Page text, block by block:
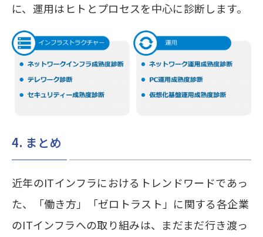
に、運用はヒトとプロセスを中心に診断します。
4. まとめ
近年のITインフラにおけるトレンドワードであっ
た、「働き方」「ゼロトラスト」に関する各企業
のITインフラへの取り組みは、まだまだ行き渡っ